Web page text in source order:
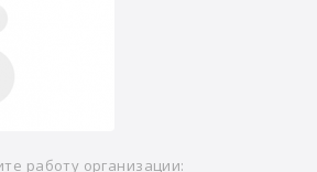
работу организации: